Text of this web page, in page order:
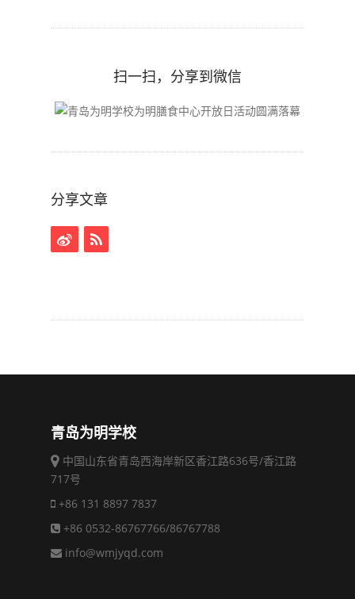
扫一扫，分享到微信
分享文章
青岛为明学校
中国山东省青岛西海岸新区香江路636号/香江路
717号
+86 131 8897 7837
+86 0532-86767766/86767788
info@wmjyqd.com